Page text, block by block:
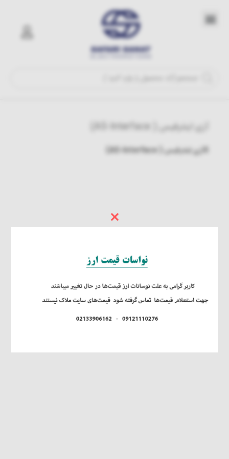
آزی اینترفیس ( AS-Interface)
8آزی اینترفیس ( AS-Interface)